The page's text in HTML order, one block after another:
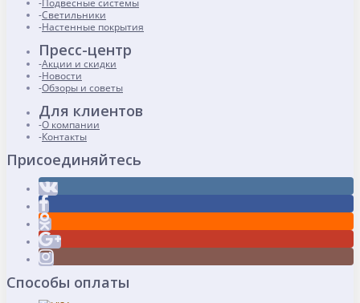
Подвесные системы
Светильники
Настенные покрытия
Пресс-центр
Акции и скидки
Новости
Обзоры и советы
Для клиентов
О компании
Контакты
Присоединяйтесь
Способы оплаты